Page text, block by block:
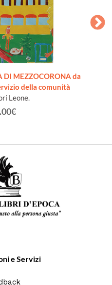
DI MEZZOCORONA da
della comunità
Leone.
e Servizi